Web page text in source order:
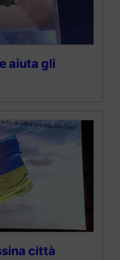
aiuta gli
città